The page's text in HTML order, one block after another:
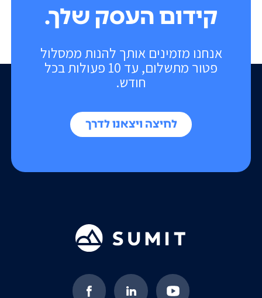
אנחנו מזמינים אותך להנות ממסלול
פטור מתשלום, עד 10 פעולות בכל
חודש.
לחיצה ויצאנו לדרך
קידום העסק שלך.